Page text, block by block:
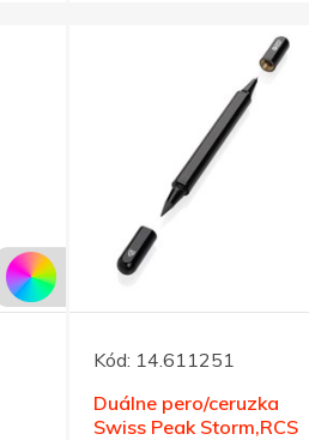
Kód: 14.611251
Duálne pero/ceruzka
Swiss Peak Storm,RCS